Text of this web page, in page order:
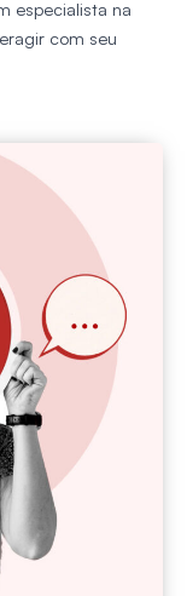
especialista na
com seu